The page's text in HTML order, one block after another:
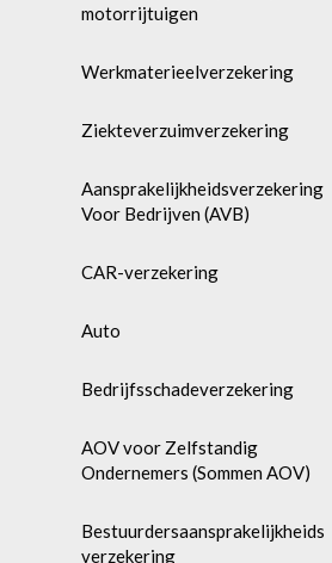
motorrijtuigen
Werkmaterieelverzekering
Ziekteverzuimverzekering
Aansprakelijkheidsverzekering
Voor Bedrijven (AVB)
CAR-verzekering
Auto
Bedrijfsschadeverzekering
AOV voor Zelfstandig
Ondernemers (Sommen AOV)
Bestuurdersaansprakelijkheids
verzekering